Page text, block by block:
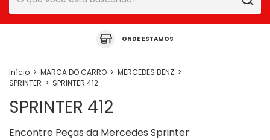
ONDE ESTAMOS
Início > MARCA DO CARRO > MERCEDES BENZ >
SPRINTER > SPRINTER 412
SPRINTER 412
Encontre Peças da Mercedes Sprinter